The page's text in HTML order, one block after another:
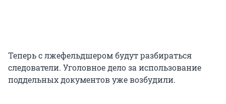
Теперь с лжефельдшером будут разбираться
следователи. Уголовное дело за использование
поддельных документов уже возбудили.